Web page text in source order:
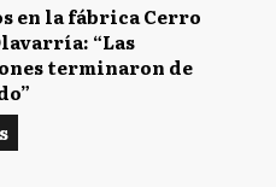
en la fábrica Cerro
“Las
terminaron de